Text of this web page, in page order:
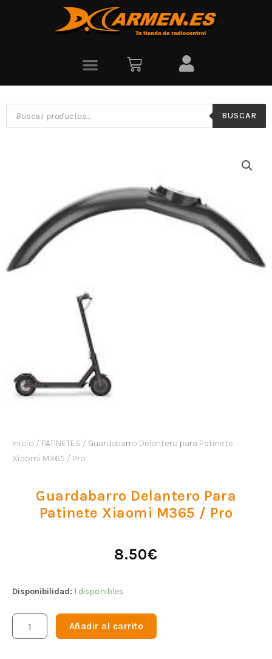
BUSCAR
Inicio / PATINETES / Guardabarro Delantero para Patinete
Xiaomi M365 / Pro
Guardabarro Delantero Para
Patinete Xiaomi M365 / Pro
8.50€
Disponibilidad: 1 disponibles
Añadir al carrito